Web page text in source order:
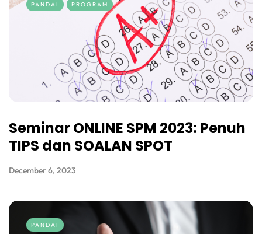
PANDAI PROGRAM
Seminar ONLINE SPM 2023: Penuh
TIPS dan SOALAN SPOT
December 6, 2023
PANDAI